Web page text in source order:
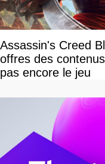
Assassin's Creed
offres des
pas encore le jeu